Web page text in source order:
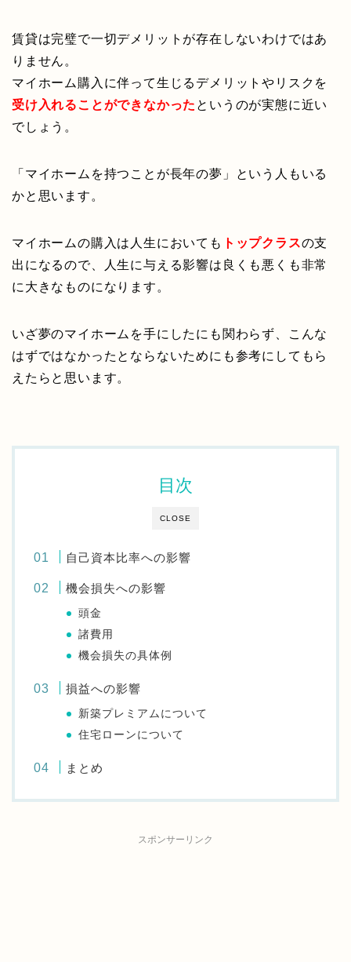
賃貸は完璧で一切デメリットが存在しないわけではあ
りません。
マイホーム購入に伴って生じるデメリットやリスクを
受け入れることができなかった というのが実態に近い
でしょう。
「マイホームを持つことが長年の夢」という人もいる
かと思います。
マイホームの購入は人生においても トップクラスの支
出になるので、人生に与える影響は良くも悪くも非常
に大きなものになります。
いざ夢のマイホームを手にしたにも関わらず、こんな
はずではなかったとならないためにも参考にしてもら
えたらと思います。
CLOSE
目次
自己資本比率への影響
機会損失への影響
頭金
諸費用
機会損失の具体例
損益への影響
新築プレミアムについて
住宅ローンについて
まとめ
スポンサーリンク